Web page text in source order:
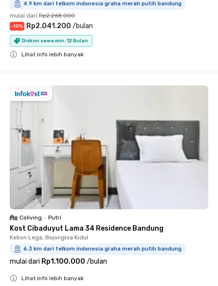
4.9 km dari telkom indonesia graha merah putih bandung
mulai dari Rp2.268.000
-10% Rp2.041.200 /bulan
Diskon sewa min. 12 Bulan
Lihat info lebih banyak
Coliving • Putri
Kost Cibaduyut Lama 34 Residence Bandung
Kebon Lega, Bojongloa Kidul
6.3 km dari telkom indonesia graha merah putih bandung
mulai dari Rp1.100.000 /bulan
Lihat info lebih banyak